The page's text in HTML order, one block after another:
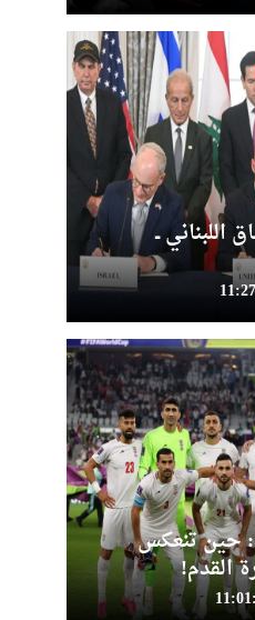
ــ
حين تنعكس
القدم!